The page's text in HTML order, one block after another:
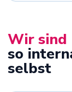
Wir sind
so
selbst